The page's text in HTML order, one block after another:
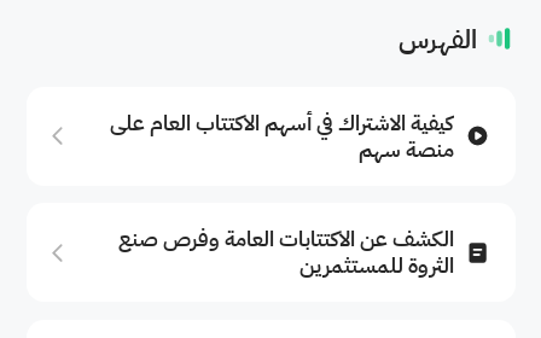
الفهرس
كيفية الاشتراك في أسهم الاكتتاب العام على
منصة سهم
الكشف عن الاكتتابات العامة وفرص صنع
الثروة للمستثمرين